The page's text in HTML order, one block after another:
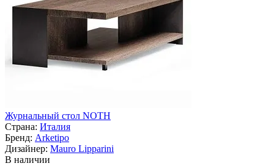
Журнальный стол NOTH
Страна: Италия
Бренд: Arketipo
Дизайнер: Mauro Lipparini
В наличии